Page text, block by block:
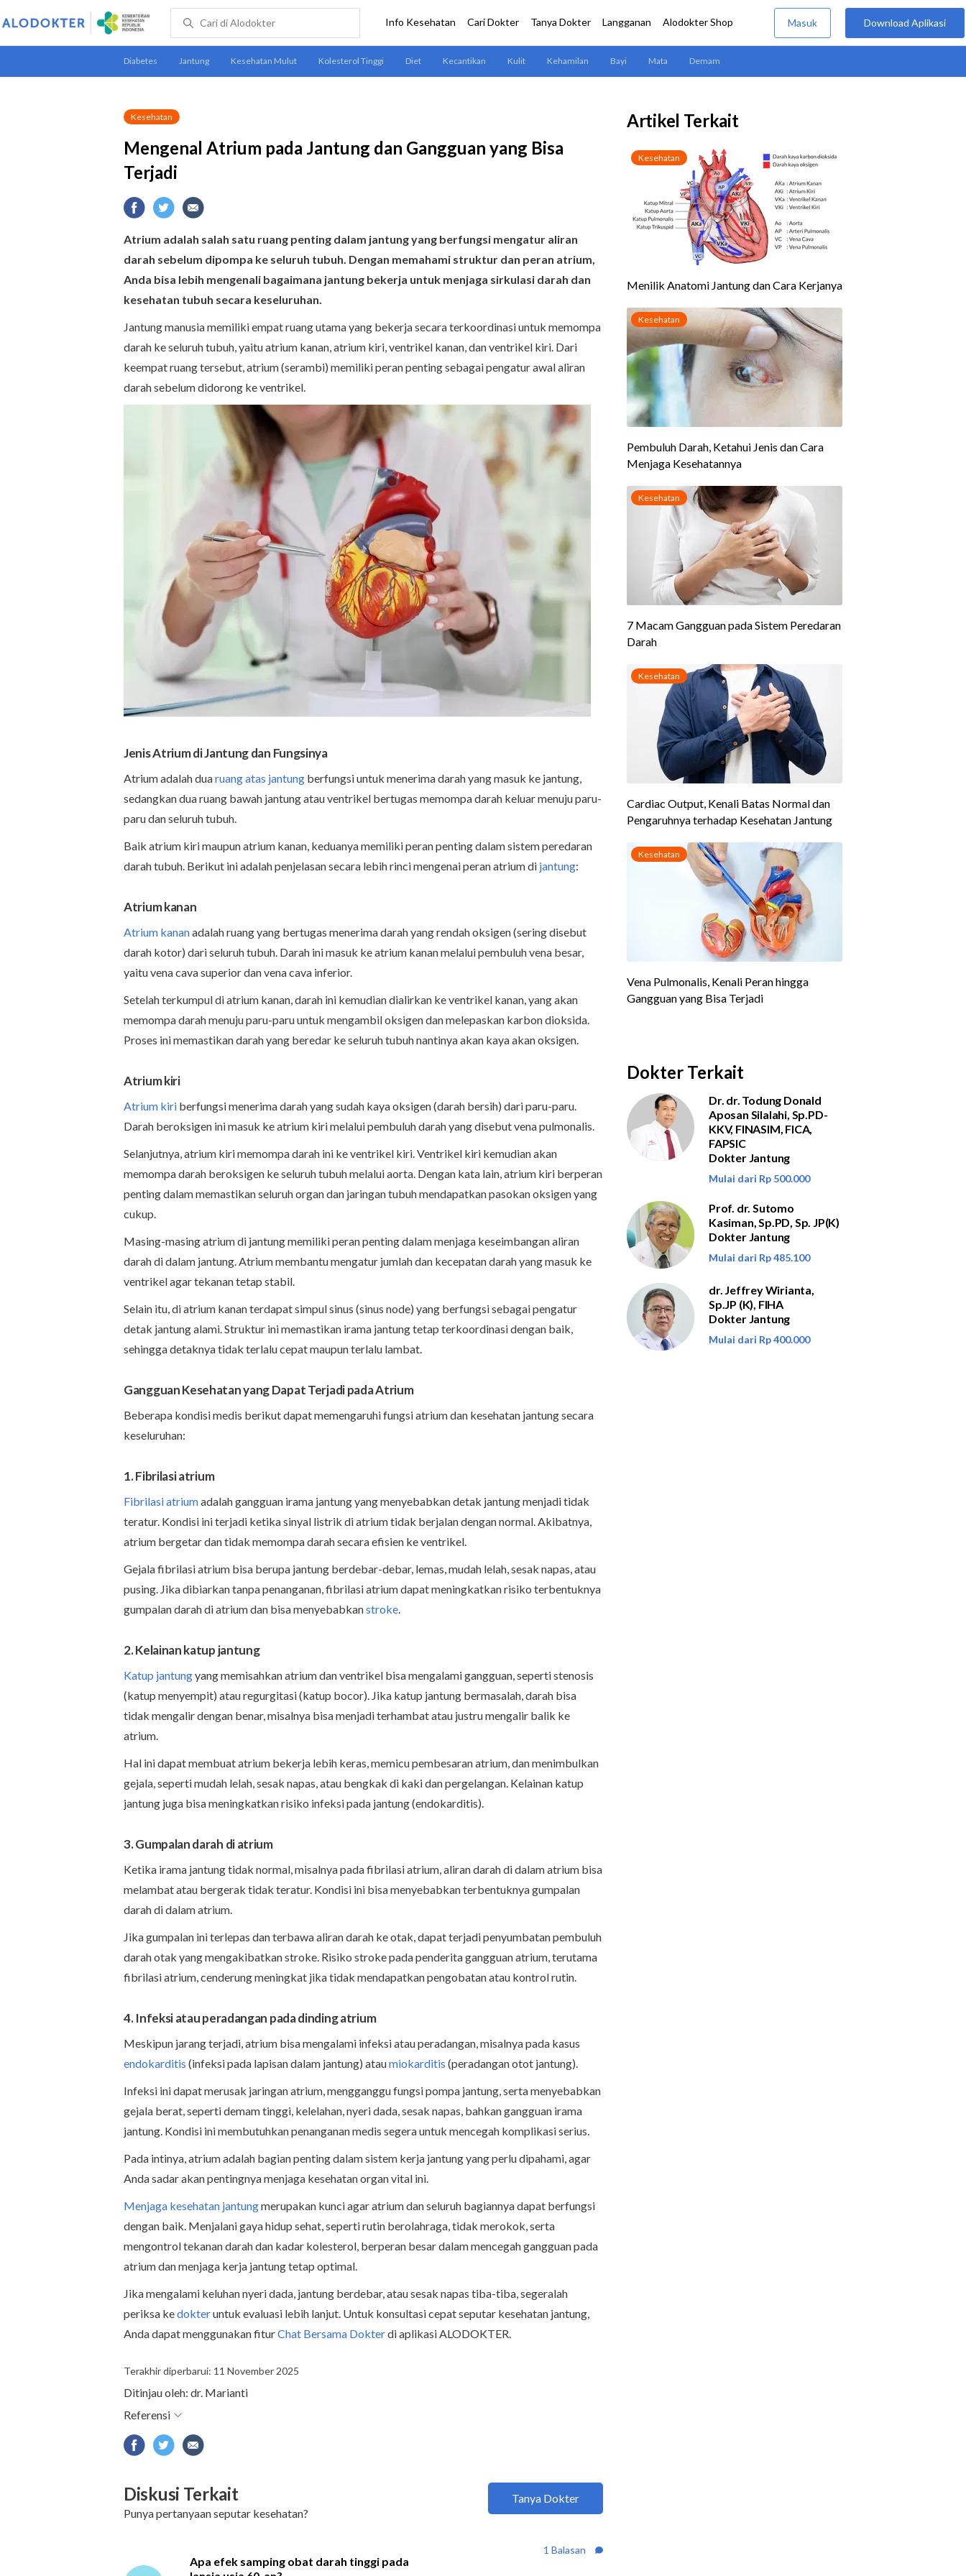
Kesehatan
Mengenal Atrium pada Jantung dan Gangguan yang Bisa
Terjadi
Atrium adalah salah satu ruang penting dalam jantung yang berfungsi mengatur aliran
darah sebelum dipompa ke seluruh tubuh. Dengan memahami struktur dan peran atrium,
Anda bisa lebih mengenali bagaimana jantung bekerja untuk menjaga sirkulasi darah dan
kesehatan tubuh secara keseluruhan.
Jantung manusia memiliki empat ruang utama yang bekerja secara terkoordinasi untuk memompa
darah ke seluruh tubuh, yaitu atrium kanan, atrium kiri, ventrikel kanan, dan ventrikel kiri. Dari
keempat ruang tersebut, atrium (serambi) memiliki peran penting sebagai pengatur awal aliran
darah sebelum didorong ke ventrikel.
Jenis Atrium di Jantung dan Fungsinya
Atrium adalah duaruang atas jantung berfungsi untuk menerima darah yang masuk ke jantung,
sedangkan dua ruang bawah jantung atau ventrikel bertugas memompa darah keluar menuju paru-
paru dan seluruh tubuh.
Baik atrium kiri maupun atrium kanan, keduanya memiliki peran penting dalam sistem peredaran
darah tubuh. Berikut ini adalah penjelasan secara lebih rinci mengenai peran atrium di jantung:
Atrium kanan
Atrium kananadalah ruang yang bertugas menerima darah yang rendah oksigen (sering disebut
darah kotor) dari seluruh tubuh. Darah ini masuk ke atrium kanan melalui pembuluh vena besar,
yaitu vena cava superior dan vena cava inferior.
Setelah terkumpul di atrium kanan, darah ini kemudian dialirkan ke ventrikel kanan, yang akan
memompa darah menuju paru-paru untuk mengambil oksigen dan melepaskan karbon dioksida.
Proses ini memastikan darah yang beredar ke seluruh tubuh nantinya akan kaya akan oksigen.
Atrium kiri
Atrium kiri berfungsi menerima darah yang sudah kaya oksigen (darah bersih) dari paru-paru.
Darah beroksigen ini masuk ke atrium kiri melalui pembuluh darah yang disebut vena pulmonalis.
Selanjutnya, atrium kiri memompa darah ini ke ventrikel kiri. Ventrikel kiri kemudian akan
memompa darah beroksigen ke seluruh tubuh melalui aorta. Dengan kata lain, atrium kiri berperan
penting dalam memastikan seluruh organ dan jaringan tubuh mendapatkan pasokan oksigen yang
cukup.
Masing-masing atrium di jantung memiliki peran penting dalam menjaga keseimbangan aliran
darah di dalam jantung. Atrium membantu mengatur jumlah dan kecepatan darah yang masuk ke
ventrikel agar tekanan tetap stabil.
Selain itu, di atrium kanan terdapat simpul sinus (sinus node) yang berfungsi sebagai pengatur
detak jantung alami. Struktur ini memastikan irama jantung tetap terkoordinasi dengan baik,
sehingga detaknya tidak terlalu cepat maupun terlalu lambat.
Gangguan Kesehatan yang Dapat Terjadi pada Atrium
Beberapa kondisi medis berikut dapat memengaruhi fungsi atrium dan kesehatan jantung secara
keseluruhan:
1. Fibrilasi atrium
Fibrilasi atriumadalah gangguan irama jantung yang menyebabkan detak jantung menjadi tidak
teratur. Kondisi ini terjadi ketika sinyal listrik di atrium tidak berjalan dengan normal. Akibatnya,
atrium bergetar dan tidak memompa darah secara efisien ke ventrikel.
Gejala fibrilasi atrium bisa berupa jantung berdebar-debar, lemas, mudah lelah, sesak napas, atau
pusing. Jika dibiarkan tanpa penanganan, fibrilasi atrium dapat meningkatkan risiko terbentuknya
gumpalan darah di atrium dan bisa menyebabkanstroke.
2. Kelainan katup jantung
Katup jantungyang memisahkan atrium dan ventrikel bisa mengalami gangguan, seperti stenosis
(katup menyempit) atau regurgitasi (katup bocor). Jika katup jantung bermasalah, darah bisa
tidak mengalir dengan benar, misalnya bisa menjadi terhambat atau justru mengalir balik ke
atrium.
Hal ini dapat membuat atrium bekerja lebih keras, memicu pembesaran atrium, dan menimbulkan
gejala, seperti mudah lelah, sesak napas, atau bengkak di kaki dan pergelangan. Kelainan katup
jantung juga bisa meningkatkan risiko infeksi pada jantung (endokarditis).
3. Gumpalan darah di atrium
Ketika irama jantung tidak normal, misalnya pada fibrilasi atrium, aliran darah di dalam atrium bisa
melambat atau bergerak tidak teratur. Kondisi ini bisa menyebabkan terbentuknya gumpalan
darah di dalam atrium.
Jika gumpalan ini terlepas dan terbawa aliran darah ke otak, dapat terjadi penyumbatan pembuluh
darah otak yang mengakibatkan stroke. Risiko stroke pada penderita gangguan atrium, terutama
fibrilasi atrium, cenderung meningkat jika tidak mendapatkan pengobatan atau kontrol rutin.
4. Infeksi atau peradangan pada dinding atrium
Meskipun jarang terjadi, atrium bisa mengalami infeksi atau peradangan, misalnya pada kasus
endokarditis (infeksi pada lapisan dalam jantung) ataumiokarditis (peradangan otot jantung).
Infeksi ini dapat merusak jaringan atrium, mengganggu fungsi pompa jantung, serta menyebabkan
gejala berat, seperti demam tinggi, kelelahan, nyeri dada, sesak napas, bahkan gangguan irama
jantung. Kondisi ini membutuhkan penanganan medis segera untuk mencegah komplikasi serius.
Pada intinya, atrium adalah bagian penting dalam sistem kerja jantung yang perlu dipahami, agar
Anda sadar akan pentingnya menjaga kesehatan organ vital ini.
Menjaga kesehatan jantungmerupakan kunci agar atrium dan seluruh bagiannya dapat berfungsi
dengan baik. Menjalani gaya hidup sehat, seperti rutin berolahraga, tidak merokok, serta
mengontrol tekanan darah dan kadar kolesterol, berperan besar dalam mencegah gangguan pada
atrium dan menjaga kerja jantung tetap optimal.
Jika mengalami keluhan nyeri dada, jantung berdebar, atau sesak napas tiba-tiba, segeralah
periksa kedokteruntuk evaluasi lebih lanjut. Untuk konsultasi cepat seputar kesehatan jantung,
Anda dapat menggunakan fiturChat Bersama Dokterdi aplikasi ALODOKTER.
Terakhir diperbarui: 11 November 2025
Artikel Terkait
Dokter Terkait